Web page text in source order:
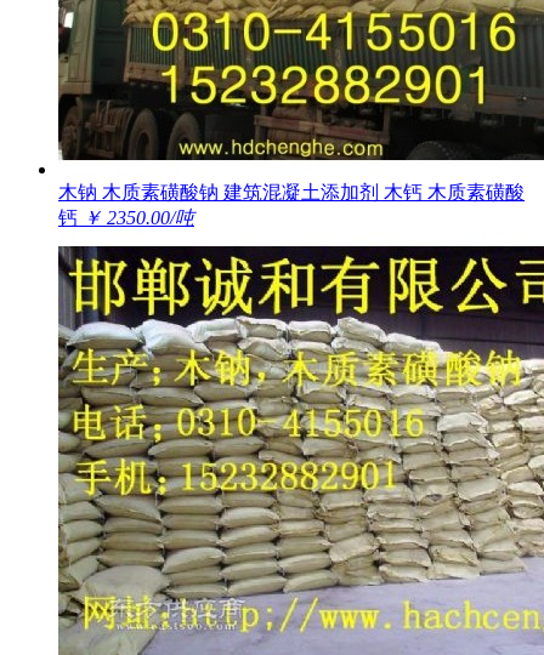
木钠 木质素磺酸钠 建筑混凝土添加剂 木钙 木质素磺酸
钙 ￥ 2350.00/吨